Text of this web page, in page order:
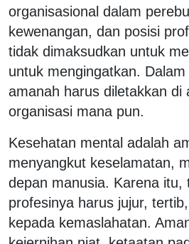
organisasional dalam
kewenangan, dan posisi
tidak dimaksudkan untuk
untuk mengingatkan.
amanah harus diletakkan di
organisasi mana pun.
Kesehatan mental adalah
menyangkut keselamatan,
depan manusia. Karena itu,
profesinya harus jujur,
kepada kemaslahatan.